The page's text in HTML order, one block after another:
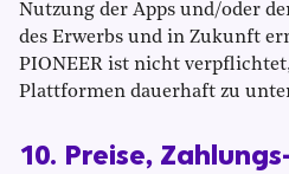
Nutzung der Apps und/oder
des Erwerbs und in Zukunft
PIONEER ist nicht
Plattformen dauerhaft zu
10. Preise,